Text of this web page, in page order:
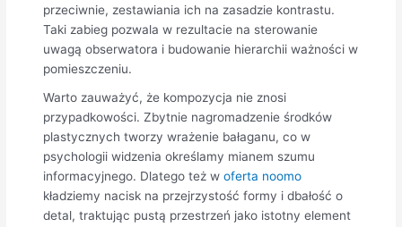
przeciwnie, zestawiania ich na zasadzie kontrastu.
Taki zabieg pozwala w rezultacie na sterowanie
uwagą obserwatora i budowanie hierarchii ważności w
pomieszczeniu.
Warto zauważyć, że kompozycja nie znosi
przypadkowości. Zbytnie nagromadzenie środków
plastycznych tworzy wrażenie bałaganu, co w
psychologii widzenia określamy mianem szumu
informacyjnego. Dlatego też woferta noomo
kładziemy nacisk na przejrzystość formy i dbałość o
detal, traktując pustą przestrzeń jako istotny element